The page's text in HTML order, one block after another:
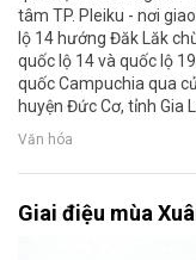
tâm TP. Pleiku - nơi
lộ 14 hướng Đăk Lăk
quốc lộ 14 và quốc lộ
quốc Campuchia qua
huyện Đức Cơ, tỉnh Gia
Văn hóa
Giai điệu mùa